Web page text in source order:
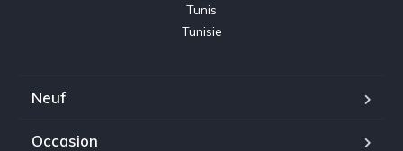
Tunis
Tunisie
Neuf
Occasion